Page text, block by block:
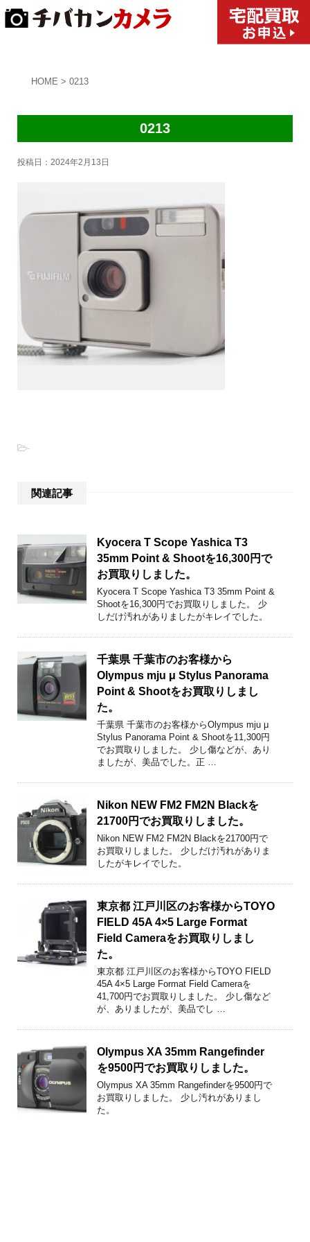
HOME > 0213
0213
投稿日： 2024年2月13日
-
関連記事
Kyocera T Scope Yashica T3
35mm Point & Shootを16,300円で
お買取りしました。
Kyocera T Scope Yashica T3 35mm Point &
Shootを16,300円でお買取りしました。 少
しだけ汚れがありましたがキレイでした。
千葉県 千葉市のお客様から
Olympus mju μ Stylus Panorama
Point & Shootをお買取りしまし
た。
千葉県 千葉市のお客様からOlympus mju μ
Stylus Panorama Point & Shootを11,300円
でお買取りしました。 少し傷などが、あり
ましたが、美品でした。正 …
Nikon NEW FM2 FM2N Blackを
21700円でお買取りしました。
Nikon NEW FM2 FM2N Blackを21700円で
お買取りしました。 少しだけ汚れがありま
したがキレイでした。
東京都 江戸川区のお客様からTOYO
FIELD 45A 4×5 Large Format
Field Cameraをお買取りしまし
た。
東京都 江戸川区のお客様からTOYO FIELD
45A 4×5 Large Format Field Cameraを
41,700円でお買取りしました。 少し傷など
が、ありましたが、美品でし …
Olympus XA 35mm Rangefinder
を9500円でお買取りしました。
Olympus XA 35mm Rangefinderを9500円で
お買取りしました。 少し汚れがありまし
た。